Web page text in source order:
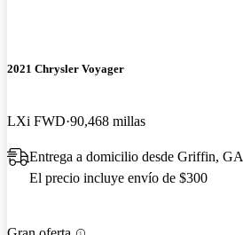
2021 Chrysler Voyager
LXi FWD 90,468 millas
Entrega a domicilio desde Griffin, GA
El precio incluye envío de $300